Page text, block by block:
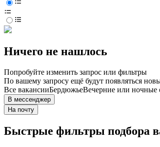
Ничего не нашлось
Попробуйте изменить запрос или фильтры
По вашему запросу ещё будут появляться
Все вакансииБердюжьеВечерние или ночные
В мессенджер
На почту
Быстрые фильтры подбора